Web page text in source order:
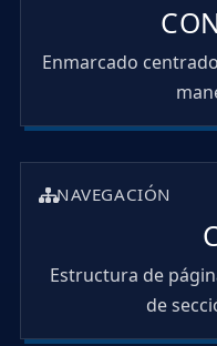
Enmarcado
NAVEGACIÓN
Estructura de
de